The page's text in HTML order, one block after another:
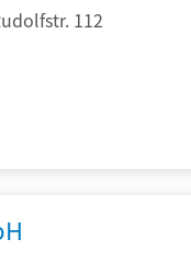
112